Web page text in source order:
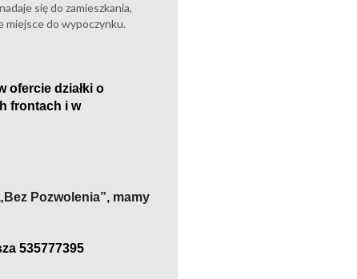
się do zamieszkania,
miejsce do wypoczynku.
ofercie działki o
frontach i w
Pozwolenia”, mamy
535777395